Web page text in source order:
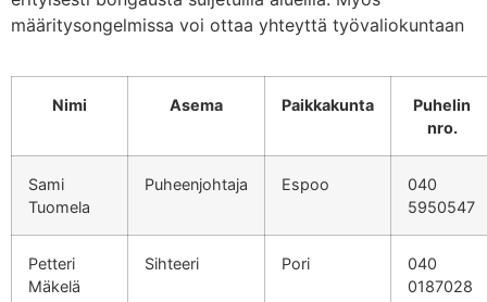
määritysongelmissa voi ottaa yhteyttä työvaliokuntaan
Nimi Asema Paikkakunta
Puhelin
nro.
Sami
Tuomela
Puheenjohtaja Espoo
040
5950547
Petteri
Mäkelä
Sihteeri Pori
040
0187028